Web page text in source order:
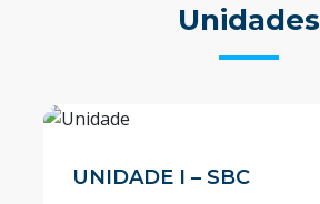
Unidades
UNIDADE I – SBC